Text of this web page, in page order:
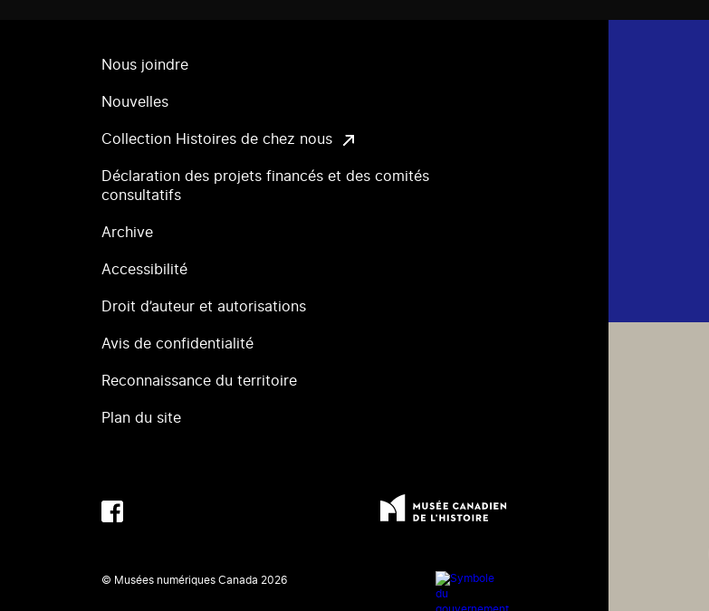
Nous joindre
Nouvelles
Collection Histoires de chez nous
Déclaration des projets financés et des comités
consultatifs
Archive
Accessibilité
Droit d’auteur et autorisations
Avis de confidentialité
Reconnaissance du territoire
Plan du site
© Musées numériques Canada 2026